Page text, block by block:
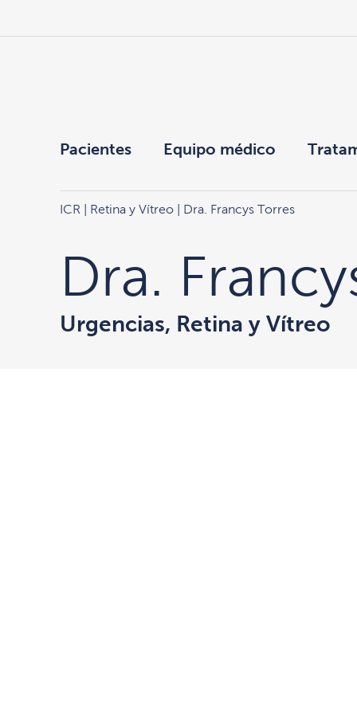
Pacientes Equipo médico
ICR Retina y Vítreo| Dra. Francys Torres
Dra.
Urgencias, Retina y Vítreo